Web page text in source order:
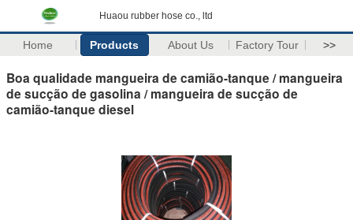
Huaou rubber hose co., ltd
Home Products About Us Factory Tour >>
Boa qualidade mangueira de camião-tanque / mangueira
de sucção de gasolina / mangueira de sucção de
camião-tanque diesel